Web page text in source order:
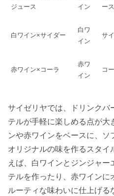
ジュース
イン
ース
白ワイン×サイダー
白ワ
イン
サ
赤ワイン×コーラ
赤ワ
イン
コ
サイゼリヤでは、ドリンクバ
テルが手軽に楽しめる点が大
ンや赤ワインをベースに、ソ
オリジナルの味を作るスタイ
えば、白ワインとジンジャー
テルを作ったり、赤ワインに
ルーティな味わいに仕上げる